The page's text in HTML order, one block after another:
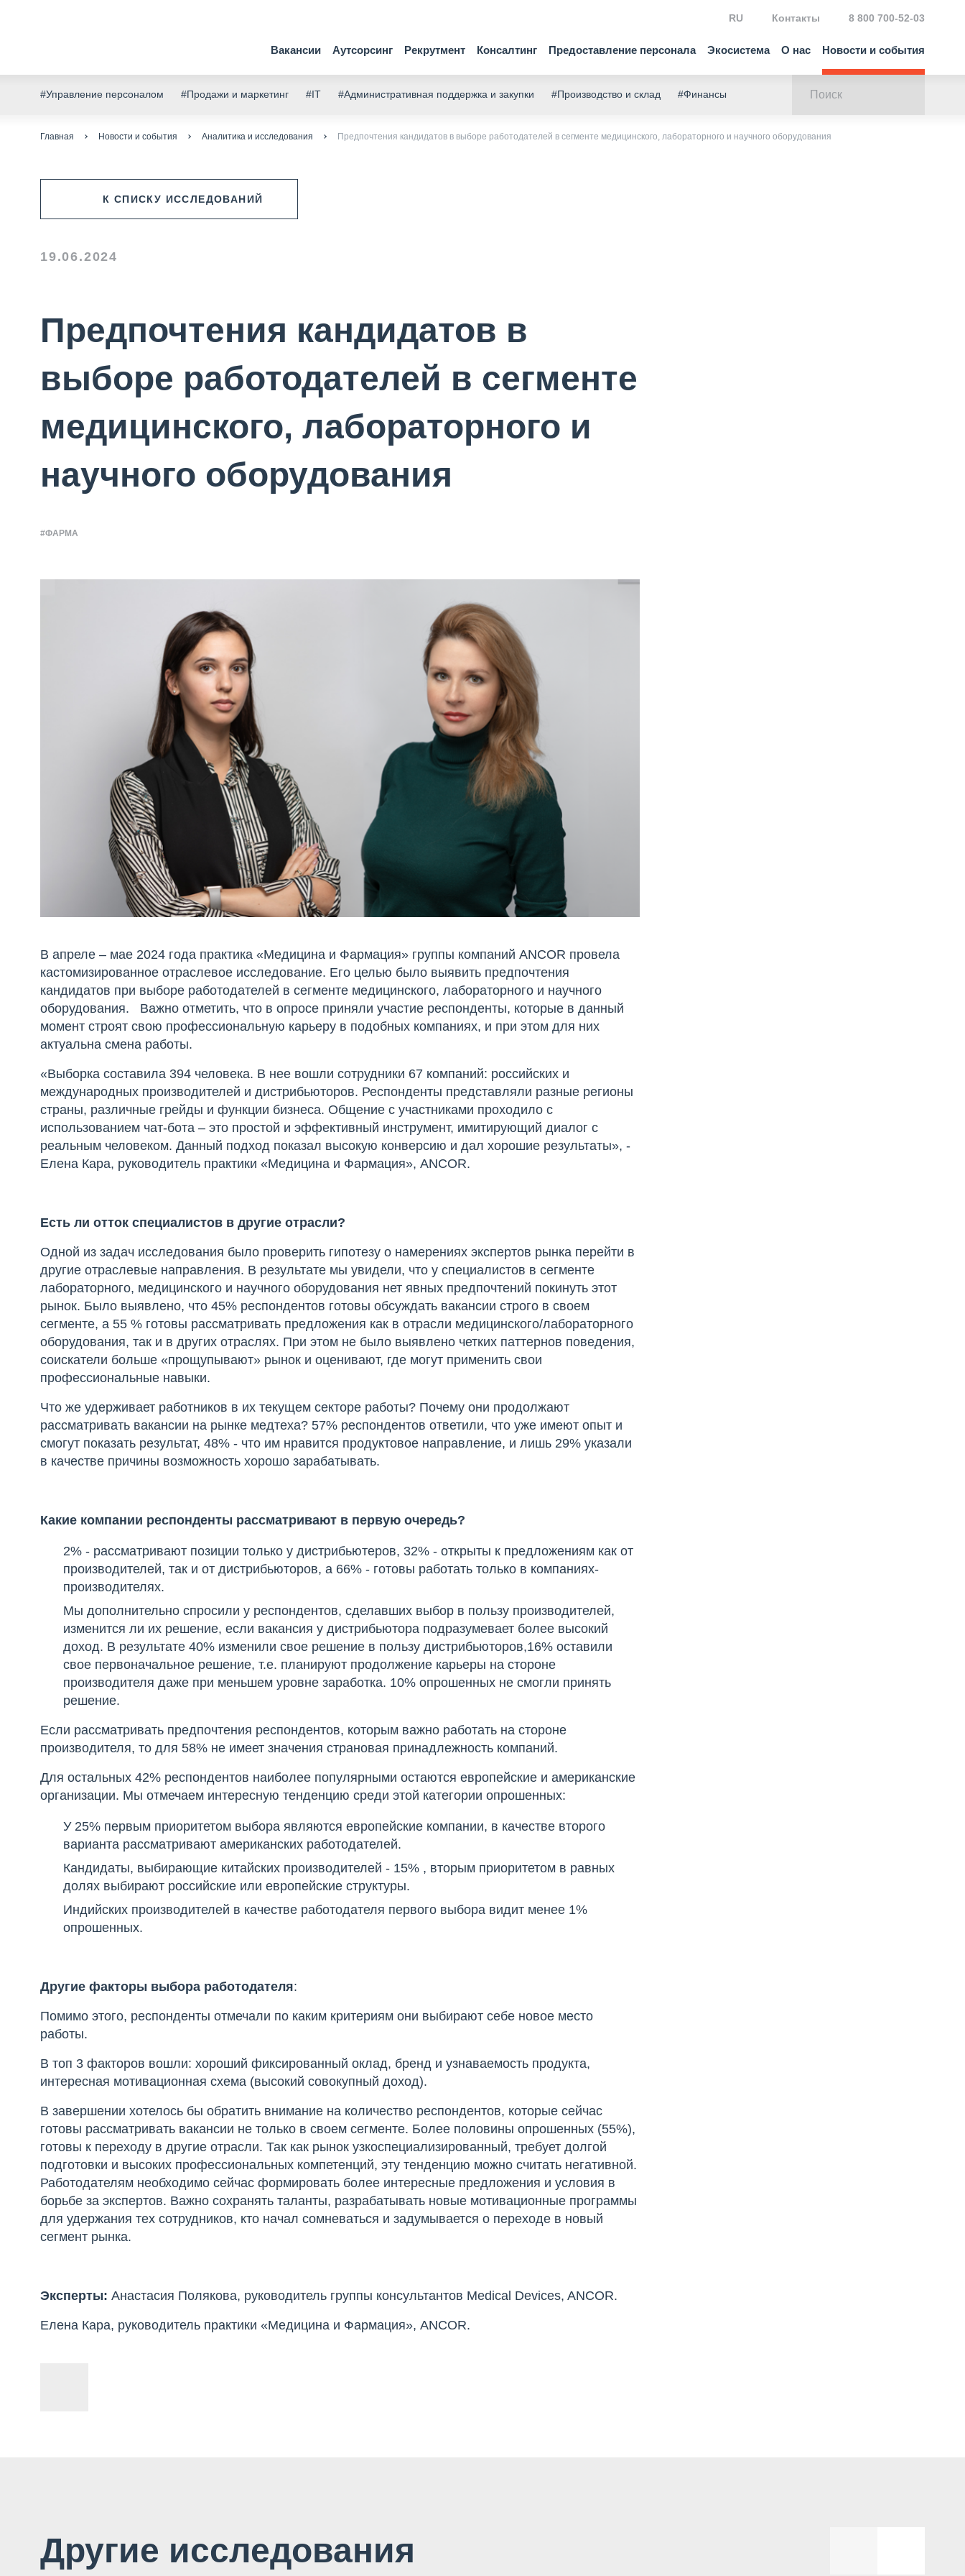
Вакансии Аутсорсинг Рекрутмент Консалтинг Предоставление персонала Экосистема О нас Новости и события
RU Контакты 8 800 700-52-03
#Управление персоналом #Продажи и маркетинг #IT #Административная поддержка и закупки #Производство и склад #Финансы
Главная Новости и события Аналитика и исследования Предпочтения кандидатов в выборе работодателей в сегменте медицинского, лабораторного и научного оборудования
К СПИСКУ ИССЛЕДОВАНИЙ
19.06.2024
Предпочтения кандидатов в
выборе работодателей в сегменте
медицинского, лабораторного и
научного оборудования
#ФАРМА
В апреле – мае 2024 года практика «Медицина и Фармация» группы компаний ANCOR провела
кастомизированное отраслевое исследование. Его целью было выявить предпочтения
кандидатов при выборе работодателей в сегменте медицинского, лабораторного и научного
оборудования. Важно отметить, что в опросе приняли участие респонденты, которые в данный
момент строят свою профессиональную карьеру в подобных компаниях, и при этом для них
актуальна смена работы.
«Выборка составила 394 человека. В нее вошли сотрудники 67 компаний: российских и
международных производителей и дистрибьюторов. Респонденты представляли разные регионы
страны, различные грейды и функции бизнеса. Общение с участниками проходило с
использованием чат-бота – это простой и эффективный инструмент, имитирующий диалог с
реальным человеком. Данный подход показал высокую конверсию и дал хорошие результаты», -
Елена Кара, руководитель практики «Медицина и Фармация», ANCOR.
Есть ли отток специалистов в другие отрасли?
Одной из задач исследования было проверить гипотезу о намерениях экспертов рынка перейти в
другие отраслевые направления. В результате мы увидели, что у специалистов в сегменте
лабораторного, медицинского и научного оборудования нет явных предпочтений покинуть этот
рынок. Было выявлено, что 45% респондентов готовы обсуждать вакансии строго в своем
сегменте, а 55 % готовы рассматривать предложения как в отрасли медицинского/лабораторного
оборудования, так и в других отраслях. При этом не было выявлено четких паттернов поведения,
соискатели больше «прощупывают» рынок и оценивают, где могут применить свои
профессиональные навыки.
Что же удерживает работников в их текущем секторе работы? Почему они продолжают
рассматривать вакансии на рынке медтеха? 57% респондентов ответили, что уже имеют опыт и
смогут показать результат, 48% - что им нравится продуктовое направление, и лишь 29% указали
в качестве причины возможность хорошо зарабатывать.
Какие компании респонденты рассматривают в первую очередь?
2% - рассматривают позиции только у дистрибьютеров, 32% - открыты к предложениям как от
производителей, так и от дистрибьюторов, а 66% - готовы работать только в компаниях-
производителях.
Мы дополнительно спросили у респондентов, сделавших выбор в пользу производителей,
изменится ли их решение, если вакансия у дистрибьютора подразумевает более высокий
доход. В результате 40% изменили свое решение в пользу дистрибьюторов,16% оставили
свое первоначальное решение, т.е. планируют продолжение карьеры на стороне
производителя даже при меньшем уровне заработка. 10% опрошенных не смогли принять
решение.
Если рассматривать предпочтения респондентов, которым важно работать на стороне
производителя, то для 58% не имеет значения страновая принадлежность компаний.
Для остальных 42% респондентов наиболее популярными остаются европейские и американские
организации. Мы отмечаем интересную тенденцию среди этой категории опрошенных:
У 25% первым приоритетом выбора являются европейские компании, в качестве второго
варианта рассматривают американских работодателей.
Кандидаты, выбирающие китайских производителей - 15% , вторым приоритетом в равных
долях выбирают российские или европейские структуры.
Индийских производителей в качестве работодателя первого выбора видит менее 1%
опрошенных.
Другие факторы выбора работодателя:
Помимо этого, респонденты отмечали по каким критериям они выбирают себе новое место
работы.
В топ 3 факторов вошли: хороший фиксированный оклад, бренд и узнаваемость продукта,
интересная мотивационная схема (высокий совокупный доход).
В завершении хотелось бы обратить внимание на количество респондентов, которые сейчас
готовы рассматривать вакансии не только в своем сегменте. Более половины опрошенных (55%),
готовы к переходу в другие отрасли. Так как рынок узкоспециализированный, требует долгой
подготовки и высоких профессиональных компетенций, эту тенденцию можно считать негативной.
Работодателям необходимо сейчас формировать более интересные предложения и условия в
борьбе за экспертов. Важно сохранять таланты, разрабатывать новые мотивационные программы
для удержания тех сотрудников, кто начал сомневаться и задумывается о переходе в новый
сегмент рынка.
Эксперты:Анастасия Полякова, руководитель группы консультантов Medical Devices, ANCOR.
Елена Кара, руководитель практики «Медицина и Фармация», ANCOR.
Другие исследования